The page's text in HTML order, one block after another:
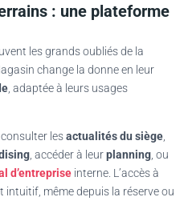
: une plateforme
les grands oubliés de la
change la donne en leur
, adaptée à leurs usages
lesactualités du siège
, accéder à leurplanning , ou
d’entreprise interne. L’accès à
intuitif, même depuis la réserve ou